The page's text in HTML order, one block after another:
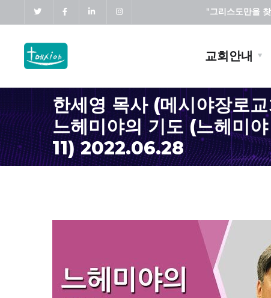
"그리스도만을
교회안내
한세영 목사 (메시야장로
느헤미야의 기도 (느헤미야
11) 2022.06.28